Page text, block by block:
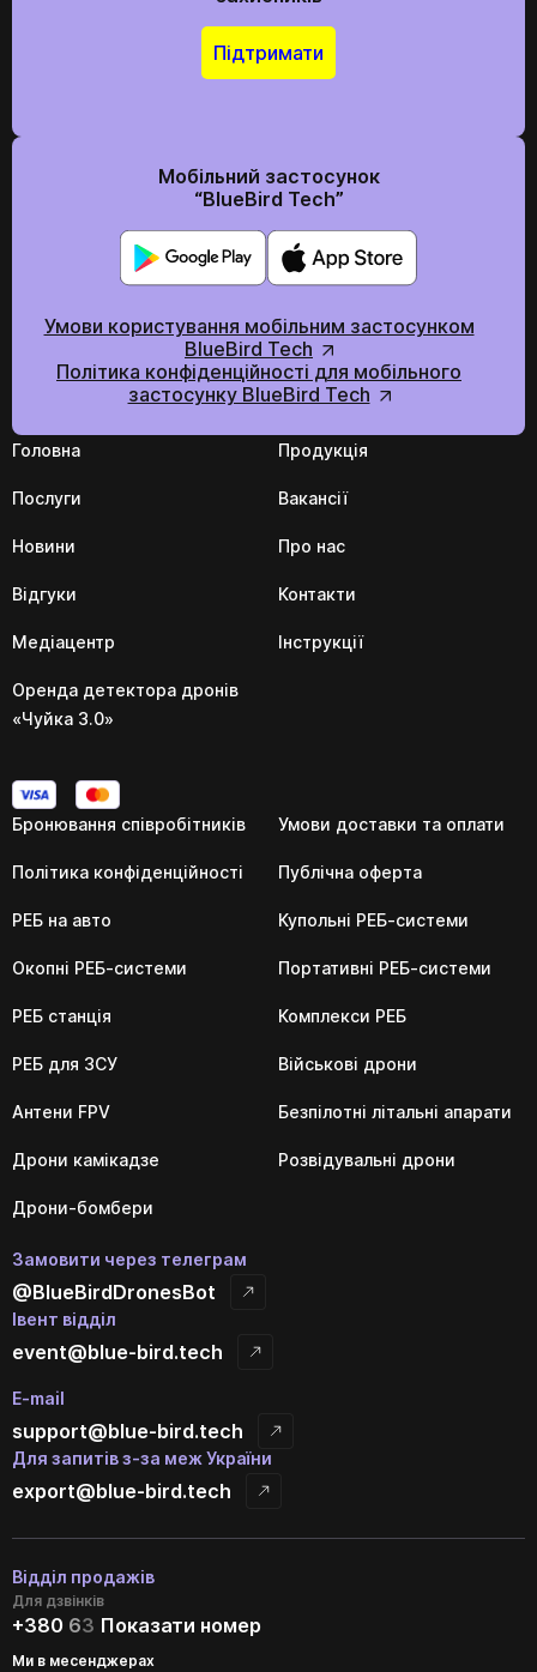
Підтримати
Мобільний застосунок
“BlueBird Tech”
Умови користування мобільним застосунком
BlueBird Tech
Політика конфіденційності для мобільного
застосунку BlueBird Tech
Головна Продукція
Послуги Вакансії
Новини Про нас
Відгуки Контакти
Медіацентр Інструкції
Оренда детектора дронів
«Чуйка 3.0»
Бронювання співробітників Умови доставки та оплати
Політика конфіденційності Публічна оферта
РЕБ на авто Купольні РЕБ-системи
Окопні РЕБ-системи Портативні РЕБ-системи
РЕБ станція Комплекси РЕБ
РЕБ для ЗСУ Військові дрони
Антени FPV Безпілотні літальні апарати
Дрони камікадзе Розвідувальні дрони
Дрони-бомбери
Замовити через телеграм
@BlueBirdDronesBot
Івент відділ
event@blue-bird.tech
E-mail
support@blue-bird.tech
Для запитів з-за меж України
export@blue-bird.tech
Відділ продажів
Для дзвінків
+380 63 Показати номер
Ми в месенджерах